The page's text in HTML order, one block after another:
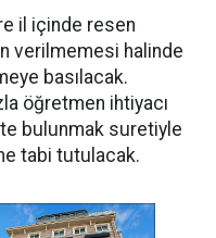
il içinde resen
verilmemesi halinde
basılacak.
öğretmen ihtiyacı
bulunmak suretiyle
tabi tutulacak.